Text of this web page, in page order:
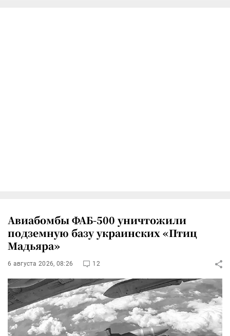
Авиабомбы ФАБ-500 уничтожили
подземную базу украинских «Птиц
Мадьяра»
6 августа 2026, 08:26 12